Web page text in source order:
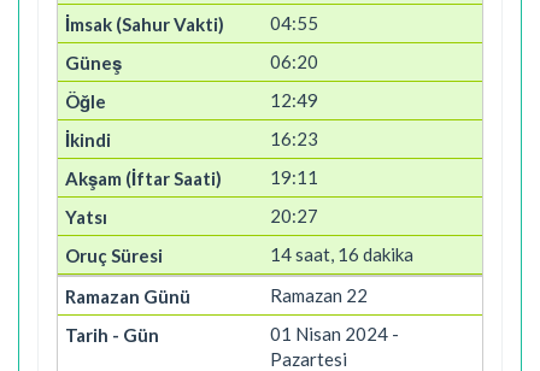
04:55
06:20
12:49
16:23
19:11
20:27
14 saat, 16 dakika
Ramazan 22
01 Nisan 2024 -
Pazartesi